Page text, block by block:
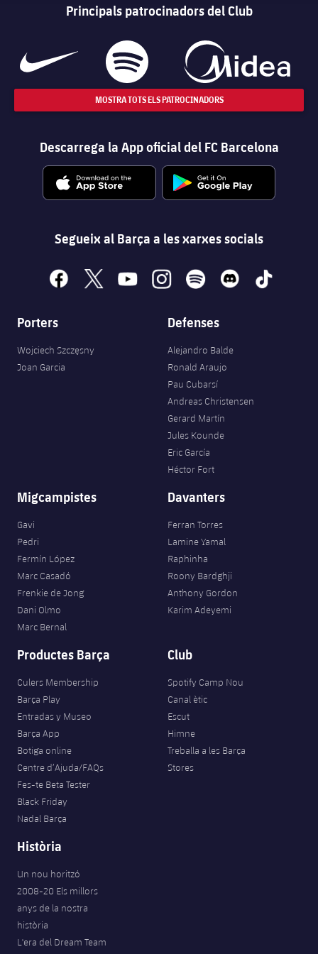
Principals patrocinadors del Club
MOSTRA TOTS ELS PATROCINADORS
Descarrega la App oficial del FC Barcelona
Segueix al Barça a les xarxes socials
facebook
x youtubeinstagramspotify discord tiktok
Porters
Wojciech Szczęsny
Joan Garcia
Defenses
Alejandro Balde
Ronald Araujo
Pau Cubarsí
Andreas Christensen
Gerard Martín
Jules Kounde
Eric García
Héctor Fort
Migcampistes
Gavi
Pedri
Fermín López
Marc Casadó
Frenkie de Jong
Dani Olmo
Marc Bernal
Davanters
Ferran Torres
Lamine Yamal
Raphinha
Roony Bardghji
Anthony Gordon
Karim Adeyemi
Productes Barça
Culers Membership
Barça Play
Entradas y Museo
Barça App
Botiga online
Centre d’Ajuda/FAQs
Fes-te Beta Tester
Black Friday
Nadal Barça
Club
Spotify Camp Nou
Canal ètic
Escut
Himne
Treballa a les Barça
Stores
Història
Un nou horitzó
2008-20 Els millors
anys de la nostra
història
L'era del Dream Team